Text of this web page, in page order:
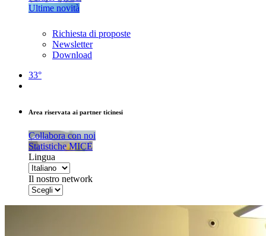
Ultime novità
Richiesta di proposte
Newsletter
Download
33°
Area riservata ai partner ticinesi
Collabora con noi
Statistiche MICE
Lingua
Il nostro network